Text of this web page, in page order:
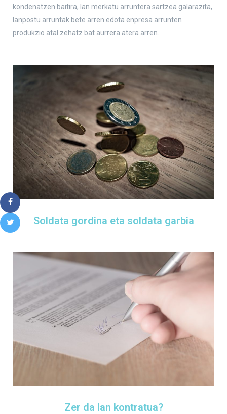
kondenatzen baitira, lan merkatu arruntera sartzea galarazita,
lanpostu arruntak bete arren edota enpresa arrunten
produkzio atal zehatz bat aurrera atera arren.
Soldata gordina eta soldata garbia
Zer da lan kontratua?